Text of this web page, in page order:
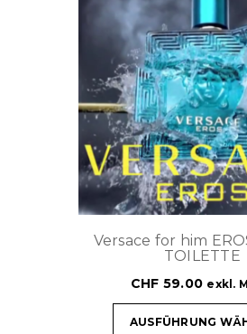
Versace for him
TOILETTE
CHF 59.00 exkl.
AUSFÜHRUNG